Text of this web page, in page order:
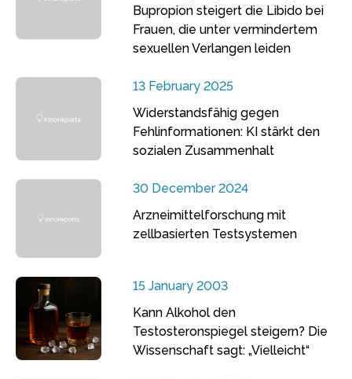
Bupropion steigert die Libido bei
Frauen, die unter vermindertem
sexuellen Verlangen leiden
13 February 2025
Widerstandsfähig gegen
Fehlinformationen: KI stärkt den
sozialen Zusammenhalt
30 December 2024
Arzneimittelforschung mit
zellbasierten Testsystemen
15 January 2003
Kann Alkohol den
Testosteronspiegel steigern? Die
Wissenschaft sagt: „Vielleicht“